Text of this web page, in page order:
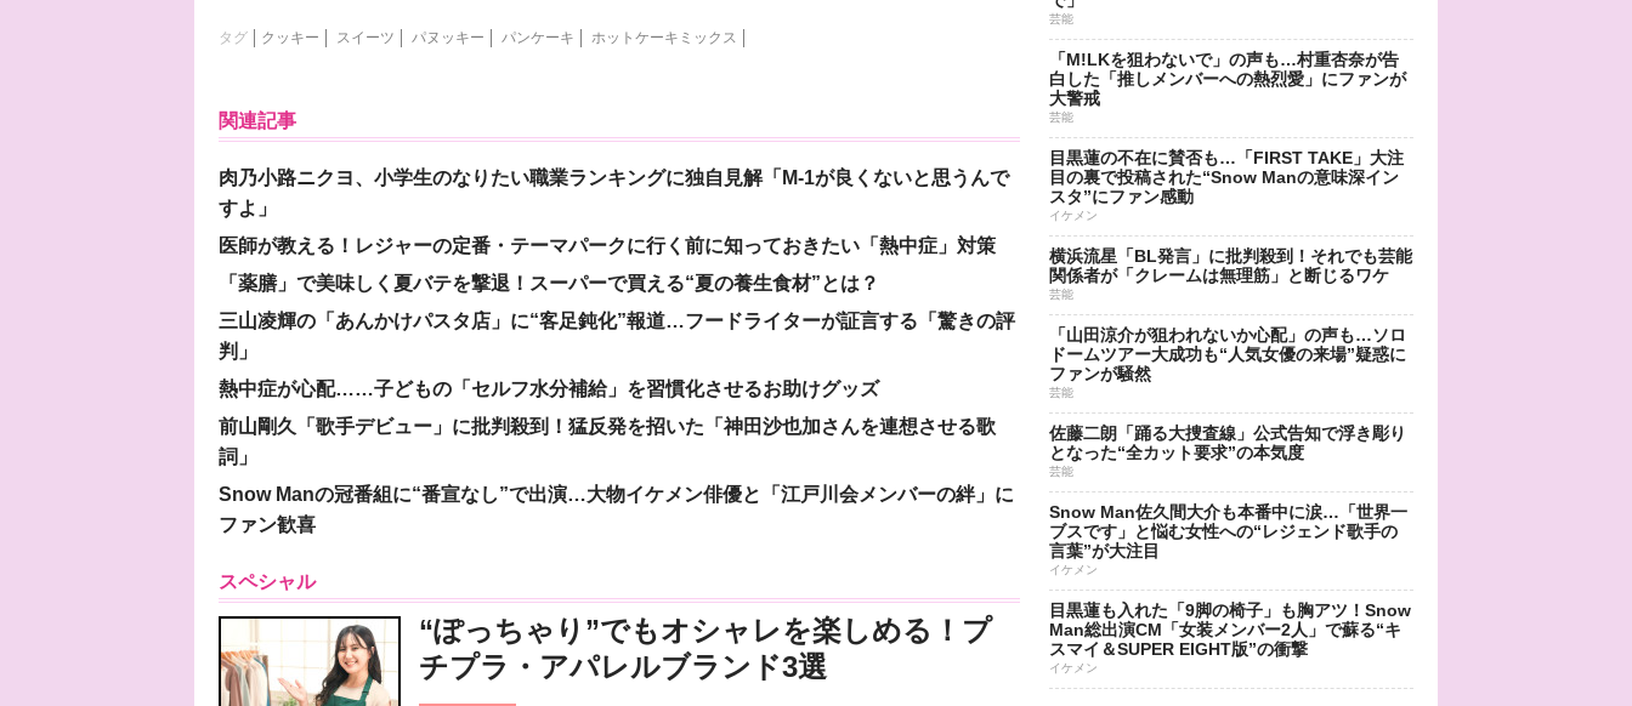
タグ クッキー スイーツ パヌッキー パンケーキ ホットケーキミックス
関連記事
肉乃小路ニクヨ、小学生のなりたい職業ランキングに独自見解「M-1が良くないと思うんで
すよ」
医師が教える！レジャーの定番・テーマパークに行く前に知っておきたい「熱中症」対策
「薬膳」で美味しく夏バテを撃退！スーパーで買える“夏の養生食材”とは？
三山凌輝の「あんかけパスタ店」に“客足鈍化”報道…フードライターが証言する「驚きの評
判」
熱中症が心配……子どもの「セルフ水分補給」を習慣化させるお助けグッズ
前山剛久「歌手デビュー」に批判殺到！猛反発を招いた「神田沙也加さんを連想させる歌
詞」
Snow Manの冠番組に“番宣なし”で出演…大物イケメン俳優と「江戸川会メンバーの絆」に
ファン歓喜
スペシャル
“ぽっちゃり”でもオシャレを楽しめる！プ
チプラ・アパレルブランド3選
芸能
「M!LKを狙わないで」の声も…村重杏奈が告
白した「推しメンバーへの熱烈愛」にファンが
大警戒
芸能
目黒蓮の不在に賛否も…「FIRST TAKE」大注
目の裏で投稿された“Snow Manの意味深イン
スタ”にファン感動
イケメン
横浜流星「BL発言」に批判殺到！それでも芸能
関係者が「クレームは無理筋」と断じるワケ
芸能
「山田涼介が狙われないか心配」の声も…ソロ
ドームツアー大成功も“人気女優の来場”疑惑に
ファンが騒然
芸能
佐藤二朗「踊る大捜査線」公式告知で浮き彫り
となった“全カット要求”の本気度
芸能
Snow Man佐久間大介も本番中に涙…「世界一
ブスです」と悩む女性への“レジェンド歌手の
言葉”が大注目
イケメン
目黒蓮も入れた「9脚の椅子」も胸アツ！Snow
Man総出演CM「女装メンバー2人」で蘇る“キ
スマイ＆SUPER EIGHT版”の衝撃
イケメン